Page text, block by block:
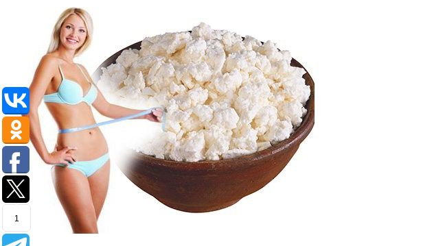
1